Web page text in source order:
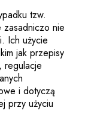
tzw.
zasadniczo nie
Ich użycie
jak przepisy
regulacje
i dotyczą
przy użyciu